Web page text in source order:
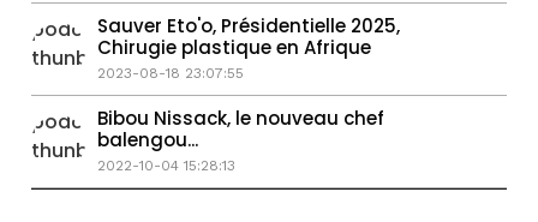
Sauver Eto'o, Présidentielle 2025,
Chirugie plastique en Afrique
2023-08-18 23:07:55
Bibou Nissack, le nouveau chef
balengou...
2022-10-04 15:28:13